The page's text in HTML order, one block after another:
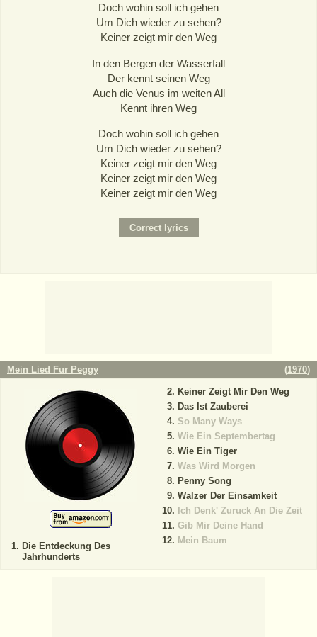
Doch wohin soll ich gehen
Um Dich wieder zu sehen?
Keiner zeigt mir den Weg
In den Bergen der Wasserfall
Der kennt seinen Weg
Auch die Venus im weiten All
Kennt ihren Weg
Doch wohin soll ich gehen
Um Dich wieder zu sehen?
Keiner zeigt mir den Weg
Keiner zeigt mir den Weg
Keiner zeigt mir den Weg
Mein Lied Fur Peggy (1970)
Die Entdeckung Des
Jahrhunderts
Keiner Zeigt Mir Den Weg
Das Ist Zauberei
So Many Ways
Wie Ein Septembertag
Wie Ein Tiger
Was Wird Morgen
Penny Song
Walzer Der Einsamkeit
Ich Denk' Zuruck An Die Zeit
Gib Mir Deine Hand
Mein Baum